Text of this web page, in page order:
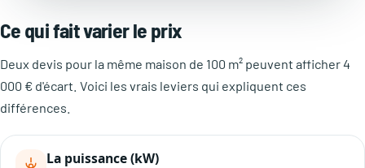
Ce qui fait varier le prix
Deux devis pour la même maison de 100 m² peuvent afficher 4
000 € d'écart. Voici les vrais leviers qui expliquent ces
différences.
La puissance (kW)